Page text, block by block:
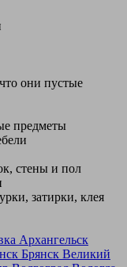
они пустые
предметы
стены и пол
затирки, клея
Архангельск
Брянск Великий